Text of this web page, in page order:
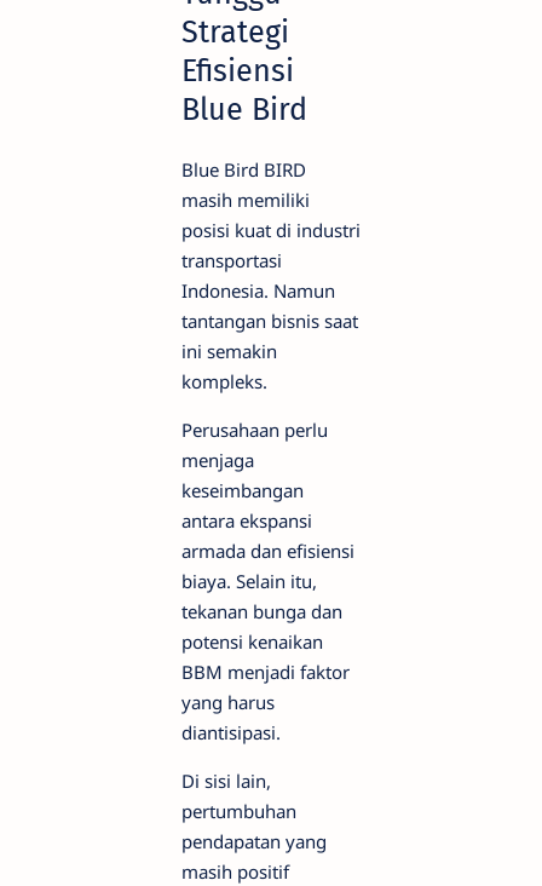
Strategi
Efisiensi
Blue Bird
Blue Bird BIRD
masih memiliki
posisi kuat di industri
transportasi
Indonesia. Namun
tantangan bisnis saat
ini semakin
kompleks.
Perusahaan perlu
menjaga
keseimbangan
antara ekspansi
armada dan efisiensi
biaya. Selain itu,
tekanan bunga dan
potensi kenaikan
BBM menjadi faktor
yang harus
diantisipasi.
Di sisi lain,
pertumbuhan
pendapatan yang
masih positif